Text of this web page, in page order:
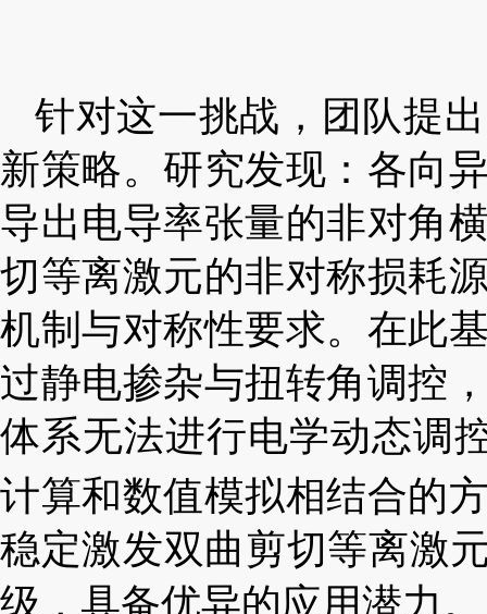
针对这一挑战，团队提
新策略。研究发现：各向
导出电导率张量的非对角
切等离激元的非对称损耗
机制与对称性要求。在此
过静电掺杂与扭转角调控
体系无法进行电学动态调
计算和数值模拟相结合的
稳定激发双曲剪切等离激
级，具备优异的应用潜力。